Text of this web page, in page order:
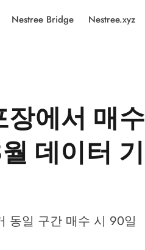
Nestree Bridge Nestree.xyz
장에서 매수
데이터 기
동일 구간 매수 시 90일